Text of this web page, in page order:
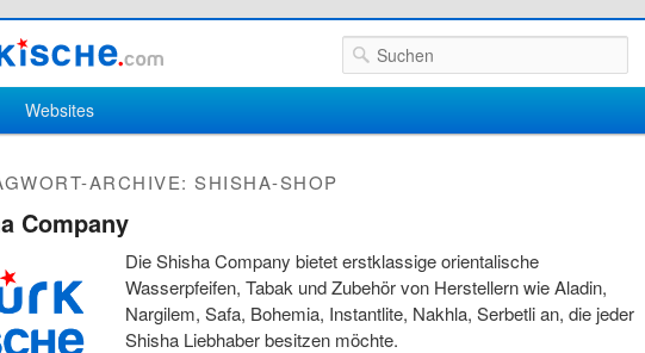
Suchen
wechselnInhalt wechseln
Websites
ARCHIVE: SHISHA-SHOP
Company
Die Shisha Company bietet erstklassige orientalische
Wasserpfeifen, Tabak und Zubehör von Herstellern wie Aladin,
Nargilem, Safa, Bohemia, Instantlite, Nakhla, Serbetli an, die jeder
Shisha Liebhaber besitzen möchte.